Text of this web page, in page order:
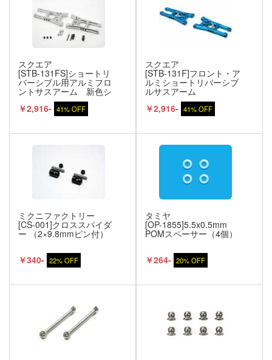
スクエア
[STB-131FS]ショートリ
バーシブル用アルミフロ
ントサスアーム 新色シ
ャインシルバー
￥2,916- 41% OFF
スクエア
[STB-131F]フロント・ア
ルミショートリバーシブ
ルサスアーム
￥2,916- 41% OFF
ミクニファクトリー
[CS-001]クロススパイダ
ー （2×9.8mmピン付）
￥340- 22% OFF
タミヤ
[OP-1855]5.5x0.5mm
POMスペーサー（4個）
￥264- 20% OFF